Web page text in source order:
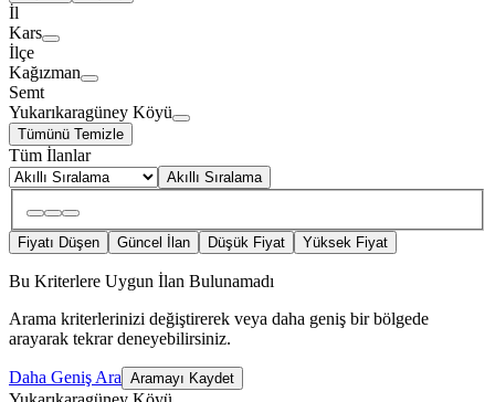
İl
Kars
İlçe
Kağızman
Semt
Yukarıkaragüney Köyü
Tümünü Temizle
Tüm İlanlar
Akıllı Sıralama
Fiyatı Düşen Güncel İlan Düşük Fiyat Yüksek Fiyat
Bu Kriterlere Uygun İlan Bulunamadı
Arama kriterlerinizi değiştirerek veya daha geniş bir bölgede
arayarak tekrar deneyebilirsiniz.
Daha Geniş Ara Aramayı Kaydet